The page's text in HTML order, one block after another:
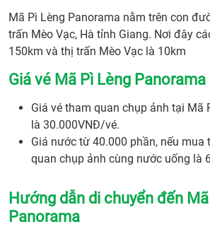
Mã Pì Lèng Panorama nằm trên con
trấn Mèo Vạc, Hà tỉnh Giang. Nơi đây
150km và thị trấn Mèo Vạc là 10km
Giá vé Mã Pì Lèng Panorama
Giá vé tham quan chụp ảnh tại Mã
là 30.000VNĐ/vé.
Giá nước từ 40.000 phần, nếu mua
quan chụp ảnh cùng nước uống là
Hướng dẫn di chuyển đến
Panorama